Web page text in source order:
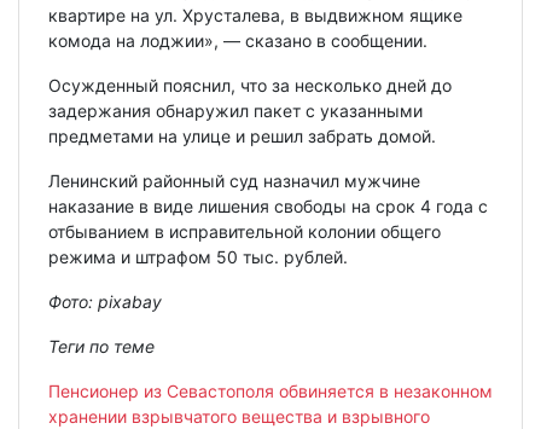
квартире на ул. Хрусталева, в выдвижном ящике
комода на лоджии», — сказано в сообщении.
Осужденный пояснил, что за несколько дней до
задержания обнаружил пакет с указанными
предметами на улице и решил забрать домой.
Ленинский районный суд назначил мужчине
наказание в виде лишения свободы на срок 4 года с
отбыванием в исправительной колонии общего
режима и штрафом 50 тыс. рублей.
Фото: pixabay
Теги по теме
Пенсионер из Севастополя обвиняется в незаконном
хранении взрывчатого вещества и взрывного